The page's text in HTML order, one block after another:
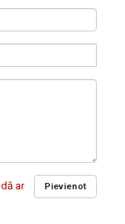
Pievienot
ar